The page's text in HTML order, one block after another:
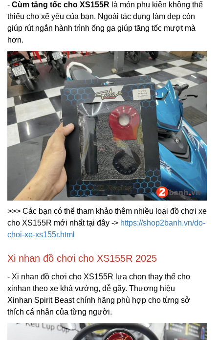
- Cùm tăng tốc cho XS155R là món phụ kiện không thể
thiếu cho xế yêu của bạn. Ngoài tác dụng làm đẹp còn
giúp rút ngắn hành trình ống ga giúp tăng tốc mượt mà
hơn.
>>> Các bạn có thể tham khảo thêm nhiều loại đồ chơi xe
cho XS155R mới nhất tại đây -> https://shop2banh.vn/do-
choi-xe-xs155r.html
Xi nhan đồ chơi cho XS155R 2025
- Xi nhan đồ chơi cho XS155R lựa chọn thay thế cho
xinhan theo xe khá vướng, dễ gãy. Thương hiệu
Xinhan Spirit Beast chính hãng phù hợp cho từng sở
thích cá nhân của từng người.